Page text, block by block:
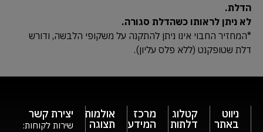
הדלת.
לא ניתן לראותו כשהדלת סגורה.
*המחזיר החבוי אינו ניתן להתקנה על משקופי הלבשה, ודורש
דלת שטופקנט (ללא פלס עליון).
ניווט
באתר
קטלוג
דלתות
מרכז
המידע
אולמות
תצוגה
יצירת קשר
שירות לקוחות: